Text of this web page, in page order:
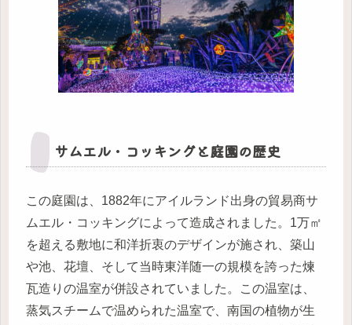
サムエル・コッキングと庭園の歴史
この庭園は、1882年にアイルランド出身の貿易商サ
ムエル・コッキングによって造成されました。1万㎡
を超える敷地に和洋折衷のデザインが施され、築山
や池、花壇、そして当時東洋随一の規模を誇った煉
瓦造りの温室が併設されていました。この温室は、
蒸気スチームで温められた温室で、南国の植物が生